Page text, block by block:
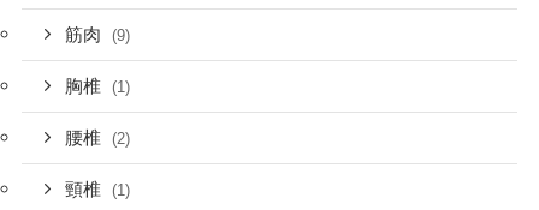
筋肉 (9)
胸椎 (1)
腰椎 (2)
頸椎 (1)